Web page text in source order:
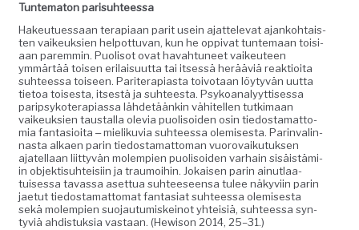
Tun­tem­aton parisuhteessa
Hakeutues­saan ter­api­aan par­it usein ajat­tel­e­vat ajanko­htais­
ten vaikeuk­sien helpot­tuvan, kun he oppi­vat tun­temaan toisi­
aan parem­min. Puolisot ovat havah­tuneet vaikeu­teen
ymmärtää toisen eri­laisu­ut­ta tai itsessä herääviä reak­tioi­ta
suh­teessa toiseen. Parit­er­api­as­ta toiv­otaan löy­tyvän uut­ta
tietoa tois­es­ta, itses­tä ja suh­teesta. Psyko­ana­lyyt­tises­sa
parip­sykoter­api­as­sa lähde­täänkin vähitellen tutki­maan
vaikeuk­sien taustal­la ole­via puolisoiden osin tiedosta­mat­to­
mia fan­ta­sioi­ta ‒ mieliku­via suh­teessa olemis­es­ta. Par­in­valin­
nas­ta alka­en parin tiedosta­mat­toman vuorovaiku­tuk­sen
ajatel­laan liit­tyvän molem­pi­en puolisoiden varhain sisäistämi­
in objek­tisuhteisi­in ja trau­moi­hin. Jokaisen parin ain­ut­laa­
tuises­sa tavas­sa aset­tua suh­teeseen­sa tulee näkyvi­in parin
jae­tut tiedosta­mat­tomat fan­tasi­at suh­teessa olemis­es­ta
sekä molem­pi­en suo­jau­tu­miskeinot yhteisiä, suh­teessa syn­
tyviä ahdis­tuk­sia vas­taan. (Hewi­son 2014, 25–31.)